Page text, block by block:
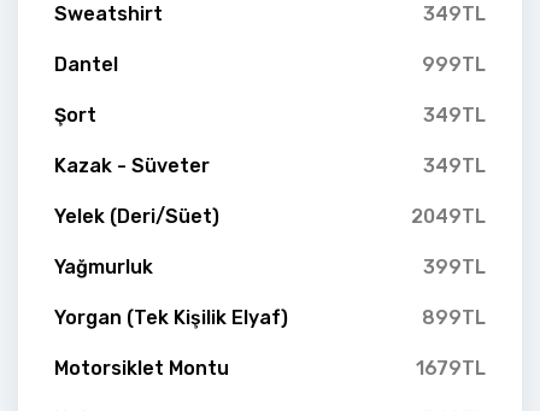
Sweatshirt 349TL
Dantel 999TL
Şort 349TL
Kazak - Süveter 349TL
Yelek (Deri/Süet) 2049TL
Yağmurluk 399TL
Yorgan (Tek Kişilik Elyaf) 899TL
Motorsiklet Montu 1679TL